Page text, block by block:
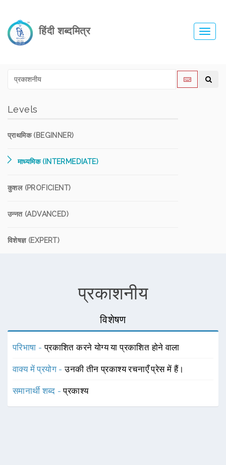
हिंदी शब्दमित्र
Levels
प्राथमिक (BEGINNER)
माध्यमिक (INTERMEDIATE)
कुशल (PROFICIENT)
उन्नत (ADVANCED)
विशेषज्ञ (EXPERT)
प्रकाशनीय
विशेषण
परिभाषा -प्रकाशित करने योग्य या प्रकाशित होने वाला
वाक्य में प्रयोग -उनकी तीन प्रकाश्य रचनाएँ प्रेस में हैं।
समानार्थी शब्द -प्रकाश्य